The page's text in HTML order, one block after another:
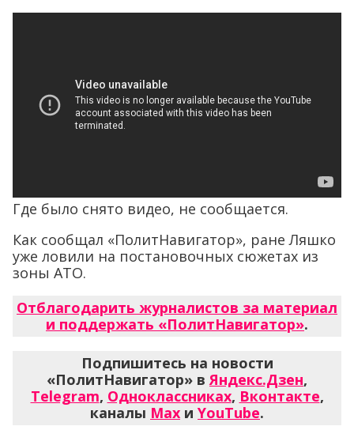
Где было снято видео, не сообщается.
Как сообщал «ПолитНавигатор», ране Ляшко
уже ловили на постановочных сюжетах из
зоны АТО.
Отблагодарить журналистов за материал
и поддержать «ПолитНавигатор».
Подпишитесь на новости
«ПолитНавигатор» вЯндекс.Дзен,
Telegram, Одноклассниках, Вконтакте,
каналы Max и YouTube.